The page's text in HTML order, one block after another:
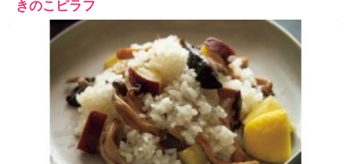
きのこピラフ